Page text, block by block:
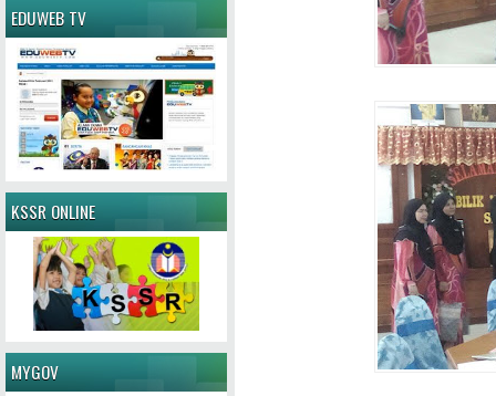
EDUWEB TV
KSSR ONLINE
MYGOV